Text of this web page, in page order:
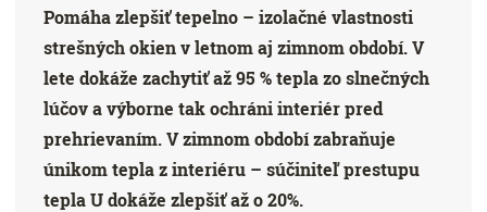
Pomáha zlepšiť tepelno – izolačné vlastnosti
strešných okien v letnom aj zimnom období. V
lete dokáže zachytiť až 95 % tepla zo slnečných
lúčov a výborne tak ochráni interiér pred
prehrievaním. V zimnom období zabraňuje
únikom tepla z interiéru – súčiniteľ prestupu
tepla U dokáže zlepšiť až o 20%.